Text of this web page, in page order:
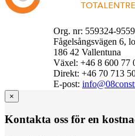
Org. nr: 559324-9559
Fågelsångsvägen 6,
186 42 Vallentuna
Växel: +46 8 600 77
Direkt: +46 70 713
E‑post:
×
Kontakta oss för en